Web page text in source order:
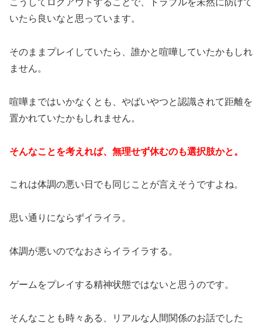
こうしてログアウトすることで、トラブルを未然に防げて
いたら良いなと思っています。
そのままプレイしていたら、誰かと喧嘩していたかもしれ
ません。
喧嘩まではいかなくとも、やばいやつと認識されて距離を
置かれていたかもしれません。
そんなことを考えれば、無理せず休むのも選択肢かと。
これは体調の悪い日でも同じことが言えそうですよね。
思い通りにならずイライラ。
体調が悪いのでなおさらイライラする。
ゲームをプレイする精神状態ではないと思うのです。
そんなことも時々ある、リアルな人間関係のお話でした